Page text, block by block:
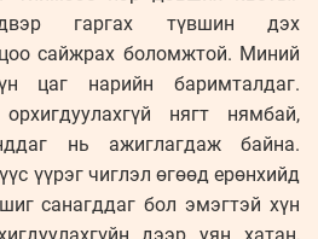
гаргах түвшин дэх
сайжрах боломжтой. Миний
цаг нарийн баримталдаг.
нягт нямбай,
нь ажиглагдаж байна.
үүрэг чиглэл өгөөд ерөнхийд
санагддаг бол эмэгтэй хүн